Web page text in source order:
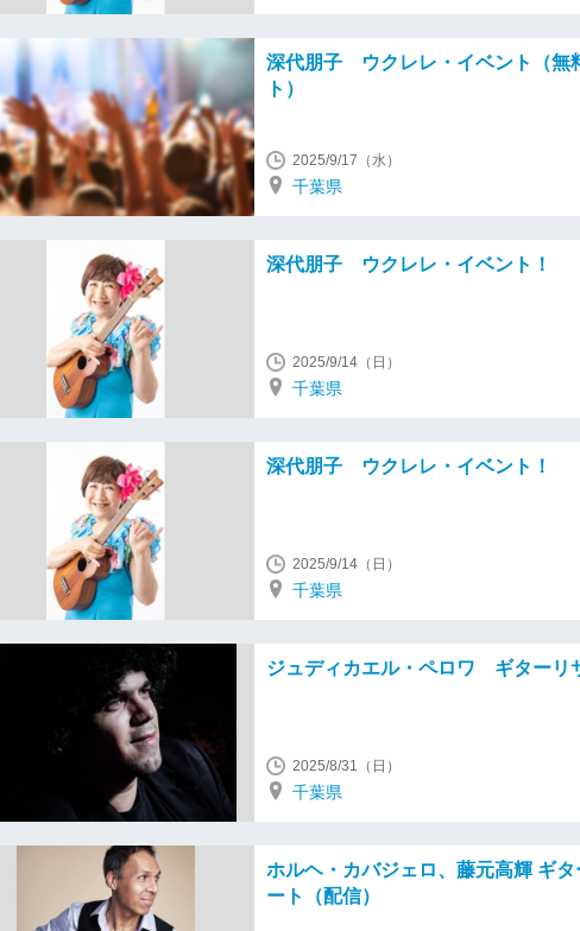
深代朋子 ウクレレ・イベント（無
ト）
2025/9/17（水）
千葉県
深代朋子 ウクレレ・イベント！
2025/9/14（日）
千葉県
深代朋子 ウクレレ・イベント！
2025/9/14（日）
千葉県
ジュディカエル・ペロワ ギターリ
2025/8/31（日）
千葉県
ホルヘ・カバジェロ、藤元高輝 ギ
ート（配信）